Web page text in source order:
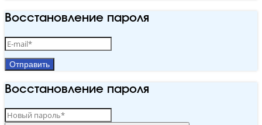
Восстановление пароля
Отправить
Восстановление пароля